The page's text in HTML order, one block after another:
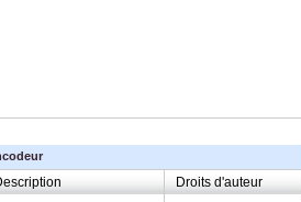
Droits d'auteur